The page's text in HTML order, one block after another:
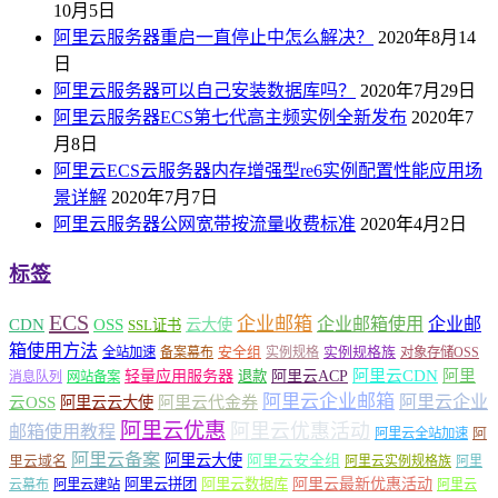
10月5日
阿里云服务器重启一直停止中怎么解决？
2020年8月14
日
阿里云服务器可以自己安装数据库吗？
2020年7月29日
阿里云服务器ECS第七代高主频实例全新发布 2020年7
月8日
阿里云ECS云服务器内存增强型re6实例配置性能应用场
景详解 2020年7月7日
阿里云服务器公网宽带按流量收费标准 2020年4月2日
标签
CDN ECS OSS SSL证书 云大使 企业邮箱 企业邮箱使用 企业邮
箱使用方法 全站加速 备案幕布 安全组 实例规格 实例规格族 对象存储OSS
消息队列
网站备案 轻量应用服务器 退款 阿里云ACP 阿里云CDN 阿里
云OSS 阿里云云大使 阿里云代金券 阿里云企业邮箱 阿里云企业
邮箱使用教程 阿里云优惠 阿里云优惠活动 阿里云全站加速 阿
里云域名 阿里云备案 阿里云大使 阿里云安全组 阿里云实例规格族 阿里
云幕布 阿里云建站 阿里云拼团 阿里云数据库 阿里云最新优惠活动 阿里云